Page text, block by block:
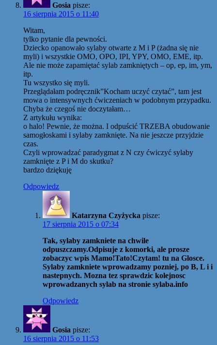
Gosia pisze:
16 sierpnia 2015 o 11:40
Witam,
tylko pytanie dla pewności.
Dziecko opanowało sylaby otwarte z M i P (żadna się nie
myli) i wszystkie OMO, OPO, IPI, YPY, OMO, EME, itp.
Ale nie może zapamiętać sylab zamkniętych – op, ep, im, ym,
itp.
Tu wszystko się myli.
Przeglądałam podręcznik”Kocham uczyć czytać”, tam jest
mowa o intensywnych ćwiczeniach w podobnym przypadku.
Chyba że czegoś nie doczytałam…
Z artykułu wynika:
o halo! Pewnie, że można. I odpuścić TRZEBA obudowanie
samogłoskami i sylaby zamknięte. Na nie jeszcze przyjdzie
czas.
Czyli wprowadzać paradygmat z N czy ćwiczyć sylaby
zamknięte z P i M do skutku?
bardzo dziękuję
Odpowiedz
Katarzyna Czyżycka pisze:
17 sierpnia 2015 o 07:34
Tak, sylaby zamkniete na chwile
odpuszczamy.Odpisuje z komorki, ale prosze
zobaczyc wpis Mamo!Tato!Czytam! tu na Glosce.
Sylaby zamkniete wprowadzamy pozniej, po B, L i i
nastepnych. Mozna tez sprawdzic kolejnosc
wprowadzanych sylab na stronie sylaba.info
Odpowiedz
Gosia pisze:
16 sierpnia 2015 o 11:53